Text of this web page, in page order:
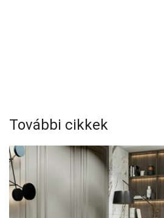
További cikkek